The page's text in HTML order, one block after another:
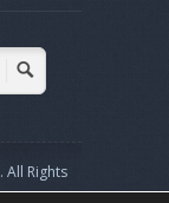
. All Rights